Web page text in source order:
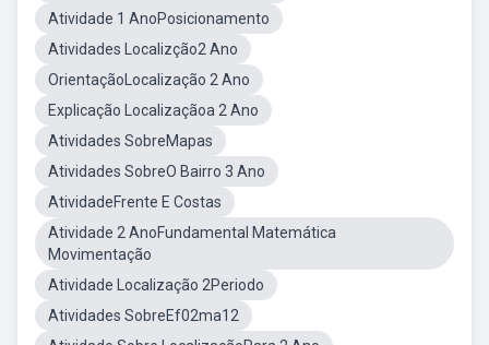
Atividade 1 AnoPosicionamento
Atividades Localizção2 Ano
OrientaçãoLocalização 2 Ano
Explicação Localizaçãoa 2 Ano
Atividades SobreMapas
Atividades SobreO Bairro 3 Ano
AtividadeFrente E Costas
Atividade 2 AnoFundamental Matemática
Movimentação
Atividade Localização 2Periodo
Atividades SobreEf02ma12